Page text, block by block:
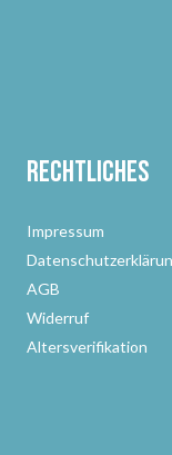
Rechtliches
Impressum
AGB
Widerruf
Altersverifikation